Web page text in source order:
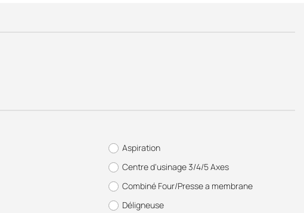
Aspiration
Centre d'usinage 3/4/5 Axes
Combiné Four/Presse a membrane
Déligneuse